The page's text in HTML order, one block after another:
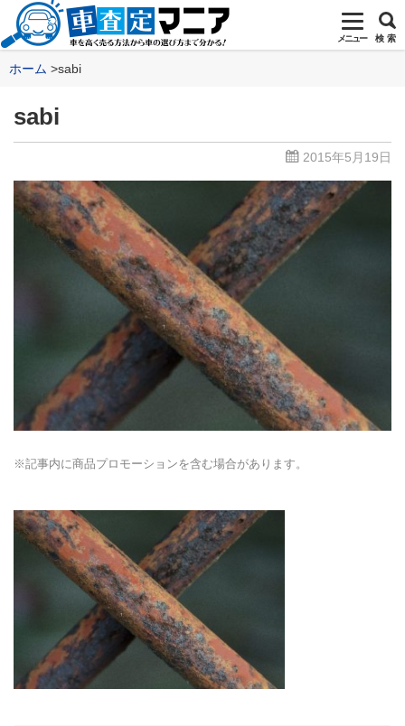
メニュー 検 索
ホーム sabi
sabi
2015年5月19日
※記事内に商品プロモーションを含む場合があります。